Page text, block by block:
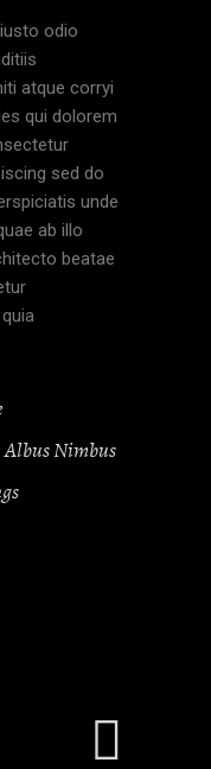
odio
atque corryi
qui dolorem
sed do
unde
ab illo
beatae
Albus Nimbus